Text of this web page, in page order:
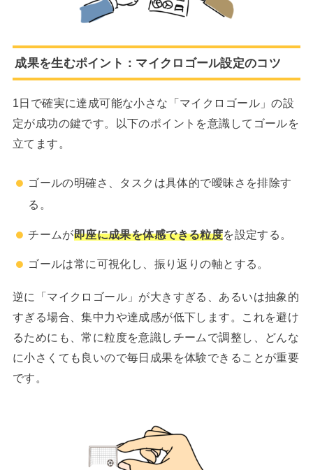
成果を生むポイント：マイクロゴール設定のコツ
1日で確実に達成可能な小さな「マイクロゴール」の設
定が成功の鍵です。以下のポイントを意識してゴールを
立てます。
ゴールの明確さ、タスクは具体的で曖昧さを排除す
る。
チームが即座に成果を体感できる粒度を設定する。
ゴールは常に可視化し、振り返りの軸とする。
逆に「マイクロゴール」が大きすぎる、あるいは抽象的
すぎる場合、集中力や達成感が低下します。これを避け
るためにも、常に粒度を意識しチームで調整し、どんな
に小さくても良いので毎日成果を体験できることが重要
です。